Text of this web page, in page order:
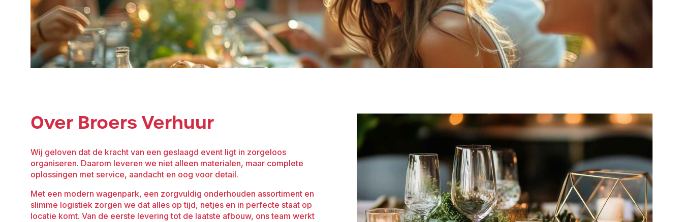
Over Broers Verhuur
Wij geloven dat de kracht van een geslaagd event ligt in zorgeloos
organiseren. Daarom leveren we niet alleen materialen, maar complete
oplossingen met service, aandacht en oog voor detail.
Met een modern wagenpark, een zorgvuldig onderhouden assortiment en
slimme logistiek zorgen we dat alles op tijd, netjes en in perfecte staat op
locatie komt. Van de eerste levering tot de laatste afbouw, ons team werkt